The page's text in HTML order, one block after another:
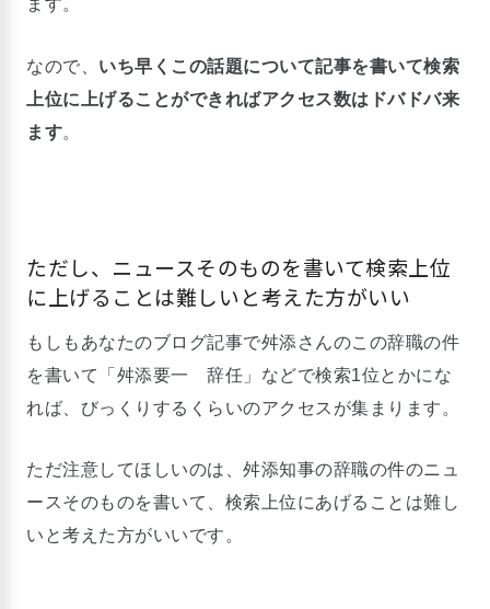
ます。
なので、 いち早くこの話題について記事を書いて検索
上位に上げることができればアクセス数はドバドバ来
ます。
ただし、ニュースそのものを書いて検索上位
に上げることは難しいと考えた方がいい
もしもあなたのブログ記事で舛添さんのこの辞職の件
を書いて「舛添要一 辞任」などで検索1位とかにな
れば、びっくりするくらいのアクセスが集まります。
ただ注意してほしいのは、舛添知事の辞職の件のニュ
ースそのものを書いて、検索上位にあげることは難し
いと考えた方がいいです。